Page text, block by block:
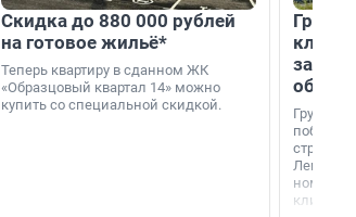
Скидка до 880 000 рублей
на готовое жильё*
Теперь квартиру в сданном ЖК
«Образцовый квартал 14» можно
купить со специальной скидкой.
Группа